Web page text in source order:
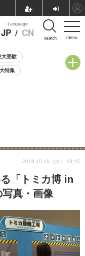
menu
Language
JP / CN search
大受験
特集
「トミカ博 in
真・画像
2018.10.16（火） 16:15